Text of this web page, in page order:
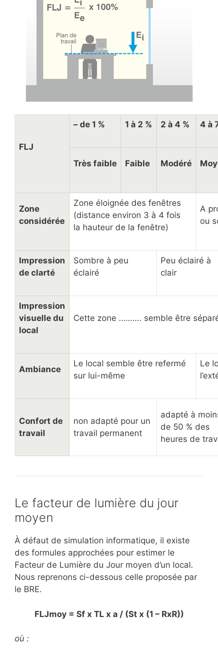
FLJ
– de 1 % 1 à 2 % 2 à 4 % 4 à
Très faible Faible Modéré
Zone
considérée
Zone éloignée des fenêtres
(distance environ 3 à 4 fois
la hauteur de la fenêtre)
A
ou
Impression
de clarté
Sombre à peu
éclairé
Peu éclairé à
clair
Impression
visuelle du
local
Cette zone ………. semble être
Ambiance
Le local semble être refermé
sur lui-même
Le
Confort de
travail
non adapté pour un
travail permanent
adapté à
de 50 % des
heures de
Le facteur de lumière du jour
moyen
À défaut de simulation informatique, il existe
des formules approchées pour estimer le
Facteur de Lumière du Jour moyen d’un local.
Nous reprenons ci-dessous celle proposée par
le BRE.
FLJmoy = Sf x TL x a / (St x (1 – RxR))
où :